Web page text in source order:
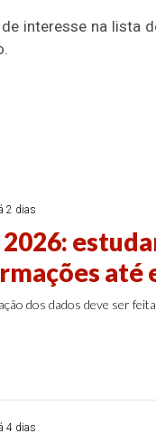
interesse na lista
2 dias
2026:
até
dos dados deve ser
4 dias